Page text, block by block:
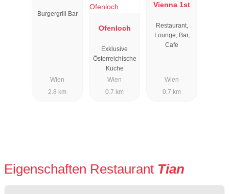
Burgergrill Bar
Wien
2.8 km
Ofenloch
Exklusive
Österreichische
Küche
Wien
0.7 km
Vienna 1st
Restaurant,
Lounge, Bar,
Cafe
Wien
0.7 km
Eigenschaften Restaurant Tian